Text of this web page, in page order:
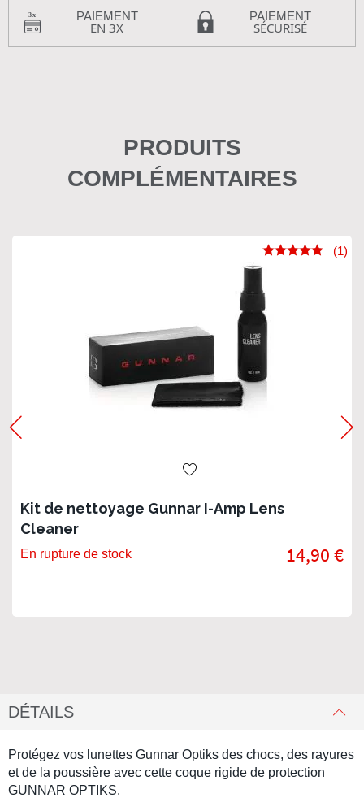
PAIEMENT
EN 3X
PAIEMENT
SÉCURISÉ
PRODUITS
COMPLÉMENTAIRES
Kit de nettoyage Gunnar I-Amp Lens
Cleaner
(1)
En rupture de stock 14,90 €
DÉTAILS
Protégez vos lunettes Gunnar Optiks des chocs, des rayures
et de la poussière avec cette coque rigide de protection
GUNNAR OPTIKS.